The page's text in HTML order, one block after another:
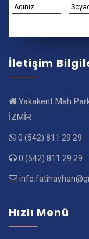
İletişim
Yakakent Mah
İZMİR
0 (542) 811 29 29
0 (542) 811 29 29
Hızlı Menü